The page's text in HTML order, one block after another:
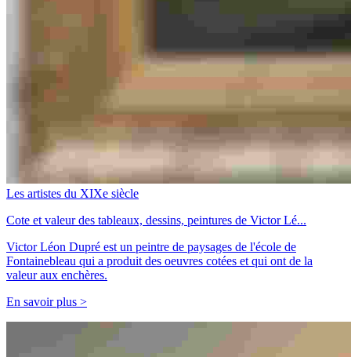
Les artistes du XIXe siècle
Cote et valeur des tableaux, dessins, peintures de Victor Lé...
Victor Léon Dupré est un peintre de paysages de l'école de
Fontainebleau qui a produit des oeuvres cotées et qui ont de la
valeur aux enchères.
En savoir plus >